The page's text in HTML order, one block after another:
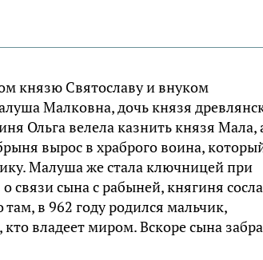
князю Святославу и внуком
Малковна, дочь князя
Ольга велела казнить князя Мала,
вырос в храброго воина,
Малуша же стала ключницей при
связи сына с рабыней, княгиня
в 962 году родился мальчик,
владеет миром. Вскоре сына